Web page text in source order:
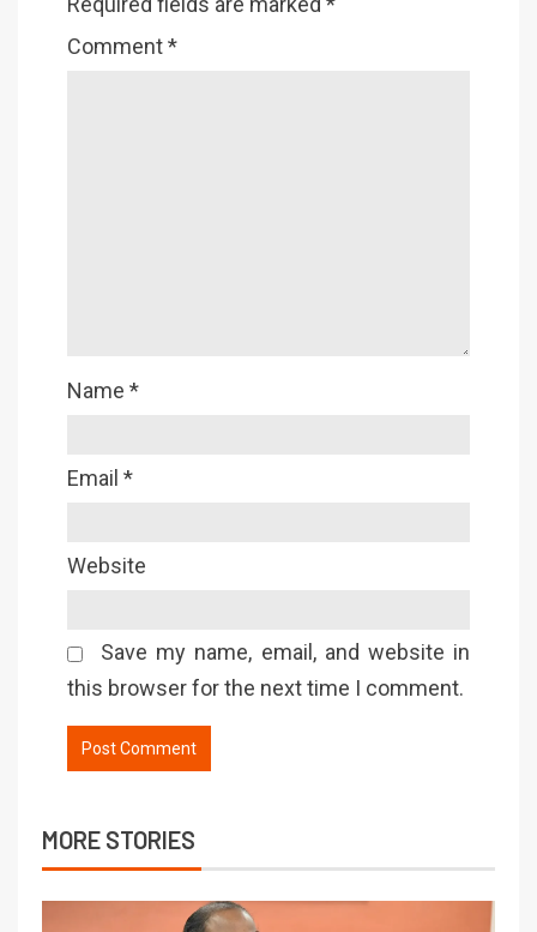
Comment*
Name *
Email *
Website
Save my name, email, and website in
this browser for the next time I comment.
MORE STORIES